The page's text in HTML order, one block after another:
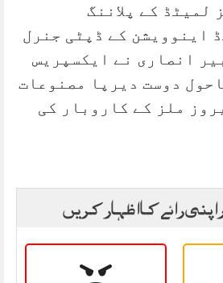
1888 ملز لمیٹڈ کے پلاننگ
اینوویشن کے ڈپٹی جنرل
انصاری نے ایکسپریس
دوست دیرپا مصنوعات
ملز کے کاروبار کی
رائے کا اظہار کریں